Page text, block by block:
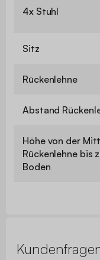
4x Stuhl
Sitz
Rückenlehne
Abstand
Höhe von der
Rückenlehne bis
Boden